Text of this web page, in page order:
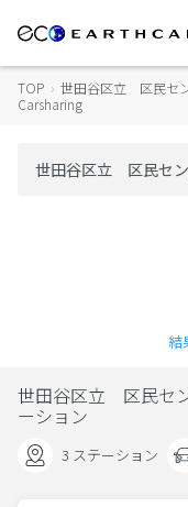
TOP › 世田谷区立 区民セ
Carsharing
結
世田谷区立 区民セ
ーション
3 ステーション